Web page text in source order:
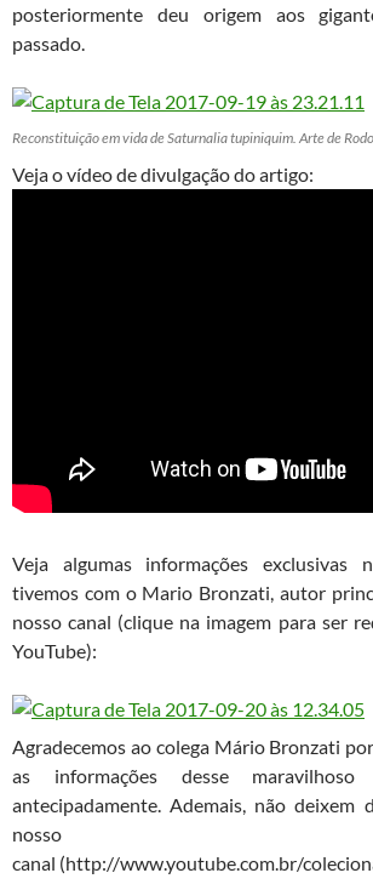
posteriormente deu origem aos
passado.
Reconstituição em vida de Saturnalia tupiniquim. Arte de
Veja o vídeo de divulgação do artigo:
Veja algumas informações exclusivas
tivemos com o Mario Bronzati, autor
nosso canal (clique na imagem para ser
YouTube):
Agradecemos ao colega Mário Bronzati
as informações desse maravilhoso
antecipadamente. Ademais, não deixem
nosso
canal (http://www.youtube.com.br/